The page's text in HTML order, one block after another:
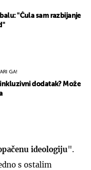
"Čula sam razbijanje
GA!
dodatak? Može
ideologiju".
s ostalim